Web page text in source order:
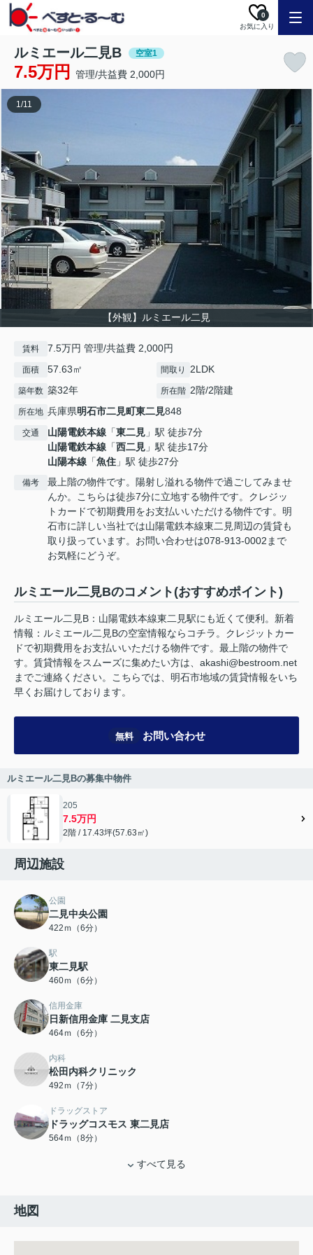
お気に入り
0
ルミエール二見B 空室1
7.5万円 管理/共益費 2,000円
【外観】ルミエール二見
1/11
賃料 7.5万円 管理/共益費 2,000円
面積 57.63㎡ 間取り 2LDK
築年数 築32年 所在階 2階/2階建
所在地 兵庫県明石市二見町東二見848
交通 山陽電鉄本線 「東二見 」駅 徒歩7分
山陽電鉄本線 「西二見 」駅 徒歩17分
山陽本線 「魚住 」駅 徒歩27分
備考
最上階の物件です。陽射し溢れる物件で過ごしてみませ
んか。こちらは徒歩7分に立地する物件です。クレジッ
トカードで初期費用をお支払いいただける物件です。明
石市に詳しい当社では山陽電鉄本線東二見周辺の賃貸も
取り扱っています。お問い合わせは078-913-0002まで
お気軽にどうぞ。
ルミエール二見Bのコメント(おすすめポイント)
ルミエール二見B：山陽電鉄本線東二見駅にも近くて便利。新着
情報：ルミエール二見Bの空室情報ならコチラ。クレジットカー
ドで初期費用をお支払いいただける物件です。最上階の物件で
す。賃貸情報をスムーズに集めたい方は、akashi@bestroom.net
までご連絡ください。こちらでは、明石市地域の賃貸情報をいち
早くお届けしております。
無料 お問い合わせ
ルミエール二見Bの募集中物件
205
7.5万円
2階 / 17.43坪(57.63㎡)
周辺施設
公園
二見中央公園
422ｍ（6分）
駅
東二見駅
460ｍ（6分）
信用金庫
日新信用金庫 二見支店
464ｍ（6分）
内科
松田内科クリニック
492ｍ（7分）
ドラッグストア
ドラッグコスモス 東二見店
564ｍ（8分）
すべて見る
地図